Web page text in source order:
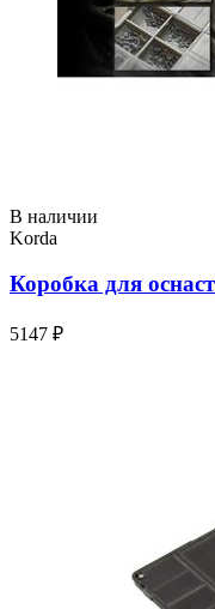
В наличии
Korda
Коробка для
5147 ₽